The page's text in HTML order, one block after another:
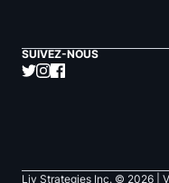
SUIVEZ-NOUS
Liv Strategies Inc. © 2026 |